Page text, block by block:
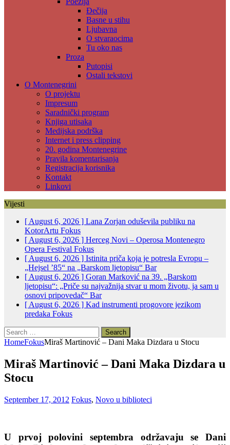
Đečija
Basne u stihu
Ljubavna
O stvaraocima
Tu oko nas
Proza
Putopisi
Ostali tekstovi
O Montenegrini
O projektu
Impresum
Saradnički program
Knjiga utisaka
Medijska podrška
Internet i press clipping
20. godina Montenegrine
Pravila komentarisanja
Registracija korisnika
Kontakt
Linkovi
Vijesti
[ August 6, 2026 ] Lana Zorjan oduševila publiku na
KotorArtu Fokus
[ August 6, 2026 ] Herceg Novi – Operosa Montenegro
Opera Festival Fokus
[ August 6, 2026 ] Istinita priča koja je potresla Evropu –
„Hejsel ’85“ na „Barskom ljetopisu“ Bar
[ August 6, 2026 ] Goran Marković na 39. „Barskom
ljetopisu“: „Priče su najvažnija stvar u mom životu, ja sam u
osnovi pripovedač“ Bar
[ August 6, 2026 ] Kad instrumenti progovore jezikom
predaka Fokus
Search
for:
HomeFokusMiraš Martinović – Dani Maka Dizdara u Stocu
Miraš Martinović – Dani Maka Dizdara u
Stocu
September 17, 2012 Fokus, Novo u biblioteci
U prvoj polovini septembra održavaju se Dani